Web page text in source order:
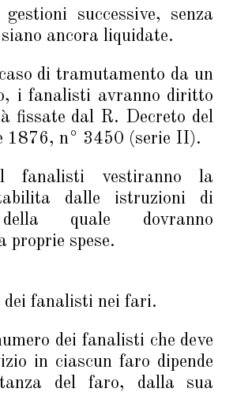
successive, senza
ancora liquidate.
di tramutamento da un
i fanalisti avranno diritto
fissate dal R. Decreto del
1876, n° 3450 (serie II).
vestiranno la
dalle istruzioni di
quale dovranno
proprie spese.
dei fanalisti nei fari.
dei fanalisti che deve
in ciascun faro dipende
del faro, dalla sua